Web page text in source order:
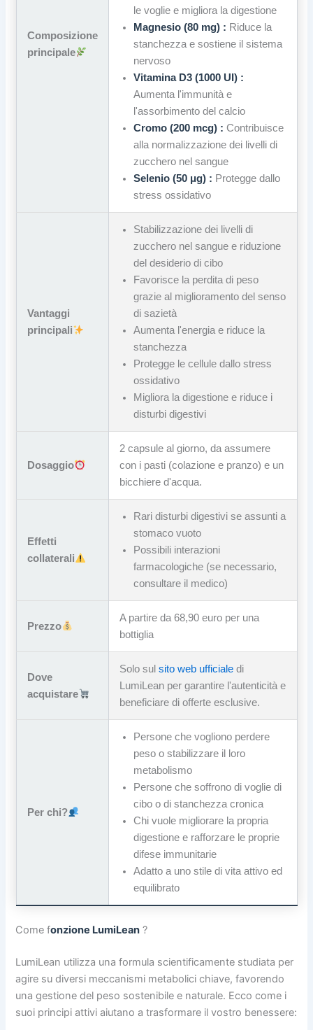
Composizione
principale
le voglie e migliora la digestione
Magnesio (80 mg) : Riduce la
stanchezza e sostiene il sistema
nervoso
Vitamina D3 (1000 UI) :
Aumenta l'immunità e
l'assorbimento del calcio
Cromo (200 mcg) : Contribuisce
alla normalizzazione dei livelli di
zucchero nel sangue
Selenio (50 μg) : Protegge dallo
stress ossidativo
Vantaggi
principali
Stabilizzazione dei livelli di
zucchero nel sangue e riduzione
del desiderio di cibo
Favorisce la perdita di peso
grazie al miglioramento del senso
di sazietà
Aumenta l'energia e riduce la
stanchezza
Protegge le cellule dallo stress
ossidativo
Migliora la digestione e riduce i
disturbi digestivi
Dosaggio
2 capsule al giorno, da assumere
con i pasti (colazione e pranzo) e un
bicchiere d'acqua.
Effetti
collaterali
Rari disturbi digestivi se assunti a
stomaco vuoto
Possibili interazioni
farmacologiche (se necessario,
consultare il medico)
Prezzo
A partire da 68,90 euro per una
bottiglia
Dove
acquistare
Solo sul sito web ufficialedi
LumiLean per garantire l'autenticità e
beneficiare di offerte esclusive.
Per chi?
Persone che vogliono perdere
peso o stabilizzare il loro
metabolismo
Persone che soffrono di voglie di
cibo o di stanchezza cronica
Chi vuole migliorare la propria
digestione e rafforzare le proprie
difese immunitarie
Adatto a uno stile di vita attivo ed
equilibrato
Come fonzione LumiLean ?
LumiLean utilizza una formula scientificamente studiata per
agire su diversi meccanismi metabolici chiave, favorendo
una gestione del peso sostenibile e naturale. Ecco come i
suoi principi attivi aiutano a trasformare il vostro benessere: